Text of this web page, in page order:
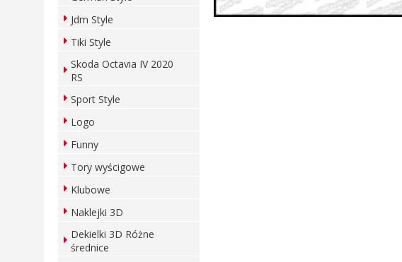
Jdm Style
Tiki Style
Skoda Octavia IV 2020
RS
Sport Style
Logo
Funny
Tory wyścigowe
Klubowe
Naklejki 3D
Dekielki 3D Różne
średnice